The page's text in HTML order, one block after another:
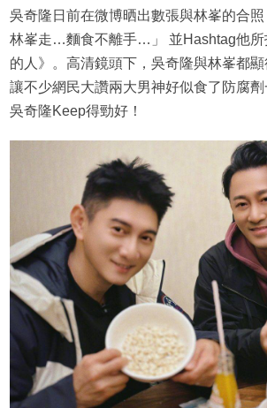
吳奇隆日前在微博晒出數張與林峯的合
林峯走…麵食不離手…」 ​​​並Hashtag他所
的人》。高清鏡頭下，吳奇隆與林峯都顯
讓不少網民大讚兩大男神好似食了防腐
吳奇隆Keep得勁好！